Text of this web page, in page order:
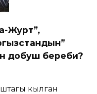
Журт”,
добуш береби?
кылган